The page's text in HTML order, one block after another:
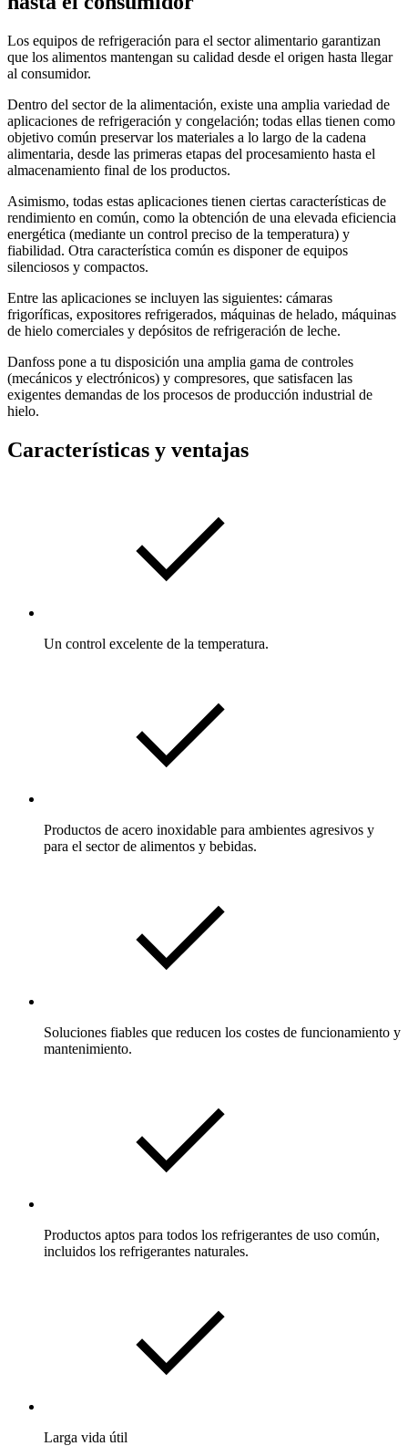
Los equipos de refrigeración para el sector alimentario garantizan
que los alimentos mantengan su calidad desde el origen hasta llegar
al consumidor.
Dentro del sector de la alimentación, existe una amplia variedad de
aplicaciones de refrigeración y congelación; todas ellas tienen como
objetivo común preservar los materiales a lo largo de la cadena
alimentaria, desde las primeras etapas del procesamiento hasta el
almacenamiento final de los productos.
Asimismo, todas estas aplicaciones tienen ciertas características de
rendimiento en común, como la obtención de una elevada eficiencia
energética (mediante un control preciso de la temperatura) y
fiabilidad. Otra característica común es disponer de equipos
silenciosos y compactos.
Entre las aplicaciones se incluyen las siguientes: cámaras
frigoríficas, expositores refrigerados, máquinas de helado, máquinas
de hielo comerciales y depósitos de refrigeración de leche.
Danfoss pone a tu disposición una amplia gama de controles
(mecánicos y electrónicos) y compresores, que satisfacen las
exigentes demandas de los procesos de producción industrial de
hielo.
Características y ventajas
Un control excelente de la temperatura.
Productos de acero inoxidable para ambientes agresivos y
para el sector de alimentos y bebidas.
Soluciones fiables que reducen los costes de funcionamiento y
mantenimiento.
Productos aptos para todos los refrigerantes de uso común,
incluidos los refrigerantes naturales.
Larga vida útil